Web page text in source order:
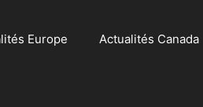
Europe Actualités Canada